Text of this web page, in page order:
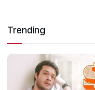
Trending